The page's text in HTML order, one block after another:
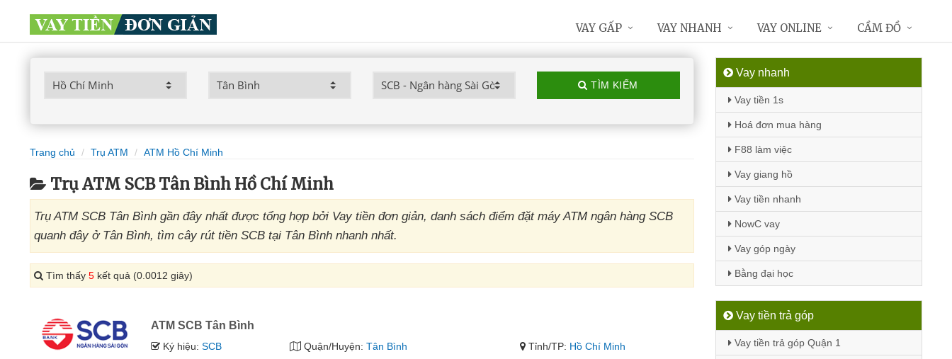
TÌM KIẾM
Trang chủ Trụ ATM ATM Hồ Chí Minh
Trụ ATM SCB Tân Bình Hồ Chí Minh
Trụ ATM SCB Tân Bình gần đây nhất được tổng hợp bởi Vay tiền đơn giản, danh sách điểm đặt máy ATM ngân hàng SCB
quanh đây ở Tân Bình, tìm cây rút tiền SCB tại Tân Bình nhanh nhất.
Tìm thấy 5 kết quả (0.0012 giây)
ATM SCB Tân Bình
Ký hiệu:SCB Quận/Huyện: Tân Bình Tỉnh/TP: Hồ Chí Minh
Vay nhanh
Vay tiền 1s
Hoá đơn mua hàng
F88 làm việc
Vay giang hồ
Vay tiền nhanh
NowC vay
Vay góp ngày
Bằng đại học
Vay tiền trả góp
Vay tiền trả góp Quận 1
VAY GẤP VAY NHANH VAY ONLINE CẦM ĐỒ